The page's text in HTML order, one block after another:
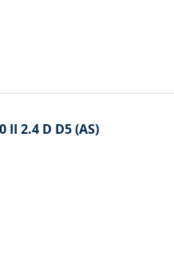
2.4 D D5 (AS)